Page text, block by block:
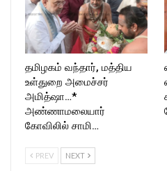
தமிழகம் வந்தார், மத்திய
உள்துறை அமைச்சர்
அமித்ஷா…*
அண்ணாமலையார்
கோவிலில் சாமி…
PREV NEXT